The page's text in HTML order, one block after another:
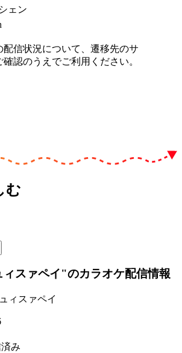
ェン
信状況について、遷移先のサ
認のうえでご利用ください。
む
ィスァペイ"のカラオケ配信情報
ィスァペイ
み